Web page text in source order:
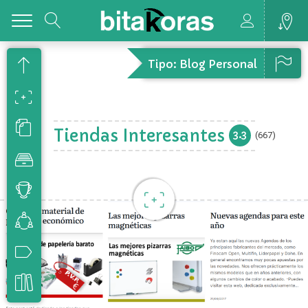
Tipo: Blog Personal
Tiendas Interesantes 3.3 (667)